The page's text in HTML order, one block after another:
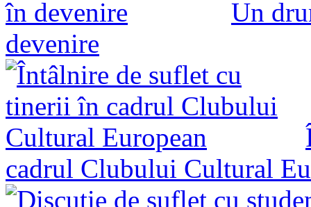
Un
devenire
cadrul Clubului Cultural